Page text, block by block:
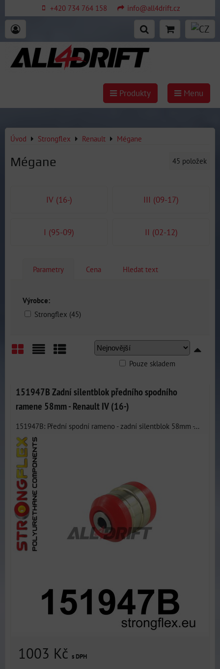
+420 734 764 158 info@all4drift.cz
Produkty Menu
Úvod Strongflex Renault Mégane
Mégane 45 položek
IV (16-) III (09-17)
I (95-09) II (02-12)
Parametry Cena Hledat text
Výrobce:
Strongflex (45)
Pouze skladem
151947B Zadní silentblok předního spodního
ramene 58mm - Renault IV (16-)
151947B: Přední spodní rameno - zadní silentblok 58mm -...
1003 Kč s DPH